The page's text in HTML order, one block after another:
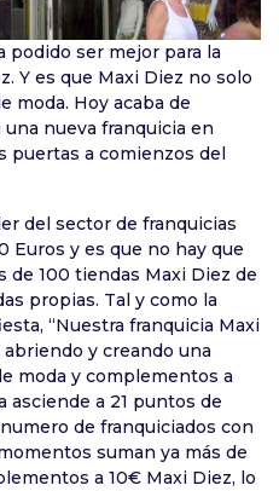
podido ser mejor para la
Y es que Maxi Diez no solo
moda. Hoy acaba de
nueva franquicia en
puertas a comienzos del
del sector de franquicias
Euros y es que no hay que
de 100 tiendas Maxi Diez de
propias. Tal y como la
“Nuestra franquicia Maxi
y creando una
moda y complementos a
asciende a 21 puntos de
de franquiciados con
suman ya más de
a 10€ Maxi Diez, lo